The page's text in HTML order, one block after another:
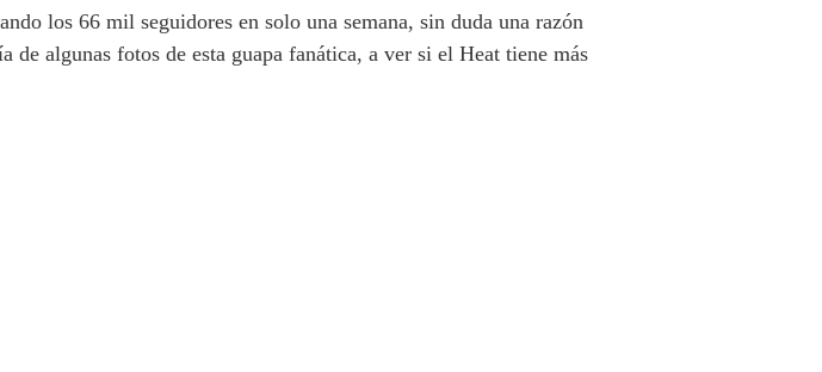
los 66 mil seguidores en solo una semana, sin duda una razón
algunas fotos de esta guapa fanática, a ver si el Heat tiene más